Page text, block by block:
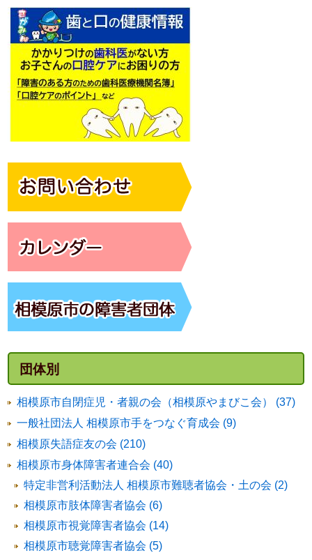
団体別
相模原市自閉症児・者親の会（相模原やまびこ会） (37)
一般社団法人 相模原市手をつなぐ育成会 (9)
相模原失語症友の会 (210)
相模原市身体障害者連合会 (40)
特定非営利活動法人 相模原市難聴者協会・土の会 (2)
相模原市肢体障害者協会 (6)
相模原市視覚障害者協会 (14)
相模原市聴覚障害者協会 (5)